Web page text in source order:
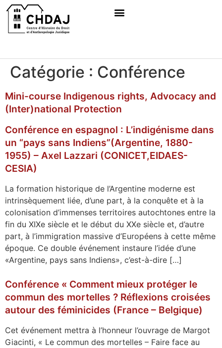
Catégorie : Conférence
Mini-course Indigenous rights, Advocacy and
(Inter)national Protection
Conférence en espagnol : L’indigénisme dans
un “pays sans Indiens”(Argentine, 1880-
1955) – Axel Lazzari (CONICET,EIDAES-
CESIA)
La formation historique de l’Argentine moderne est
intrinsèquement liée, d’une part, à la conquête et à la
colonisation d’immenses territoires autochtones entre la
fin du XIXe siècle et le début du XXe siècle et, d’autre
part, à l’immigration massive d’Européens à cette même
époque. Ce double événement instaure l’idée d’une
«Argentine, pays sans Indiens», c’est-à-dire […]
Conférence « Comment mieux protéger le
commun des mortelles ? Réflexions croisées
autour des féminicides (France – Belgique)
Cet événement mettra à l’honneur l’ouvrage de Margot
Giacinti, « Le commun des mortelles – Faire face au